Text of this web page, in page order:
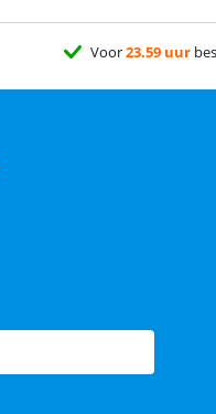
Voor23.59 uur